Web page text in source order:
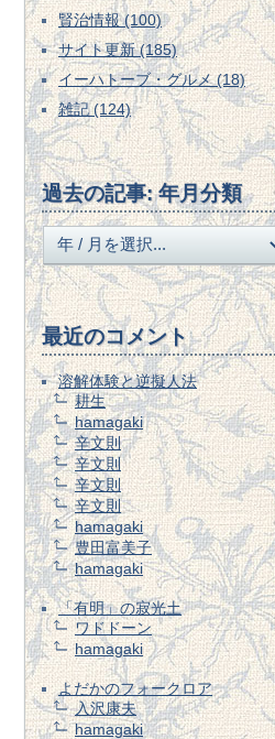
賢治情報 (100)
サイト更新 (185)
イーハトーブ・グルメ (18)
雑記 (124)
過去の記事: 年月分類
最近のコメント
溶解体験と逆擬人法
耕生
hamagaki
辛文則
辛文則
辛文則
辛文則
hamagaki
豊田富美子
hamagaki
「有明」の寂光土
ワドドーン
hamagaki
よだかのフォークロア
入沢康夫
hamagaki